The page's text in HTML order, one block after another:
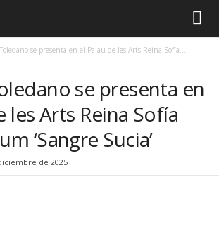
se presenta en el Palau de les Arts Reina Sofía...
se presenta en
les Arts Reina Sofía
‘Sangre Sucia’
de 2025